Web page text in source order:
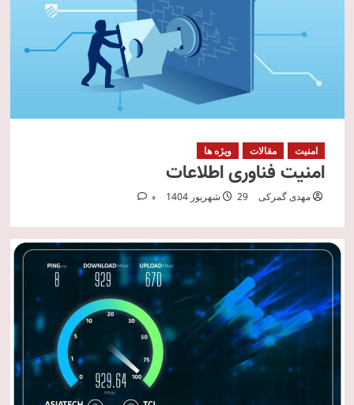
امنیت مقالات ویژه ها
امنیت فناوری اطلاعات
مهدی گمرکی 29 شهریور 1404 0